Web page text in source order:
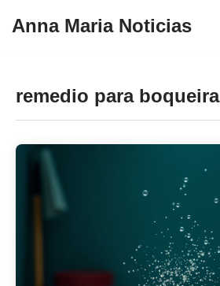
conteúdo
Anna Maria Noticias
remedio para boqueira